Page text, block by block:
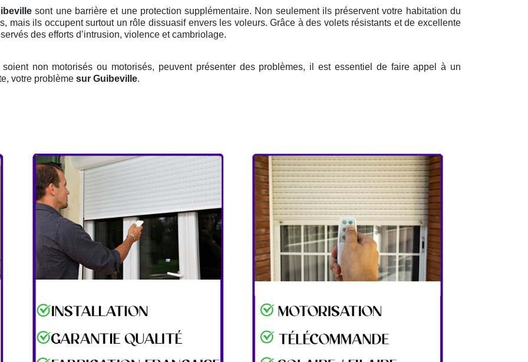
sont une barrière et une protection supplémentaire. Non seulement ils préservent votre habitation du
mais ils occupent surtout un rôle dissuasif envers les voleurs. Grâce à des volets résistants et de excellente
des efforts d’intrusion, violence et cambriolage.
soient non motorisés ou motorisés, peuvent présenter des problèmes, il est essentiel de faire appel à un
votre problème sur Guibeville.